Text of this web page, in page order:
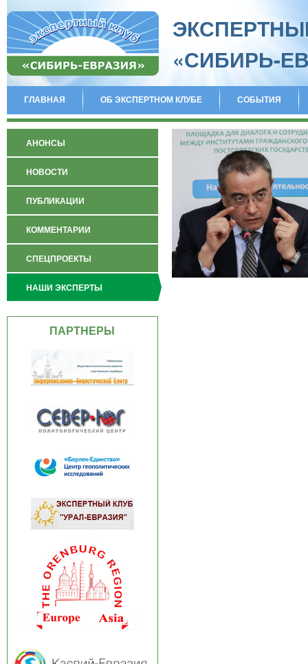
«СИБИРЬ-
ГЛАВНАЯ ОБ ЭКСПЕРТНОМ КЛУБЕ СОБЫТИЯ
АНОНСЫ
НОВОСТИ
ПУБЛИКАЦИИ
КОММЕНТАРИИ
СПЕЦПРОЕКТЫ
НАШИ ЭКСПЕРТЫ
ПАРТНЕРЫ